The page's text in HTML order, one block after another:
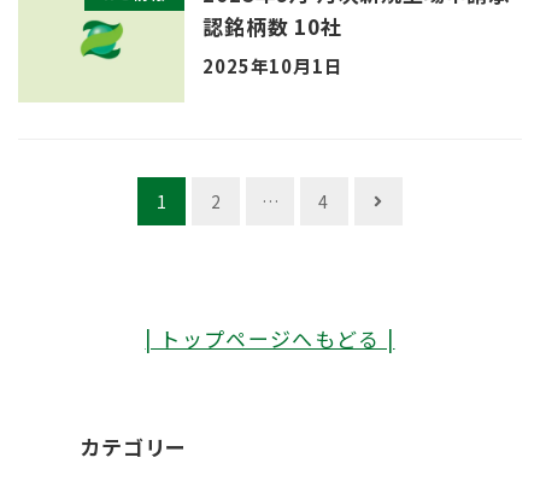
認銘柄数 10社
2025年10月1日
1 2 … 4
| トップページへもどる |
カテゴリー